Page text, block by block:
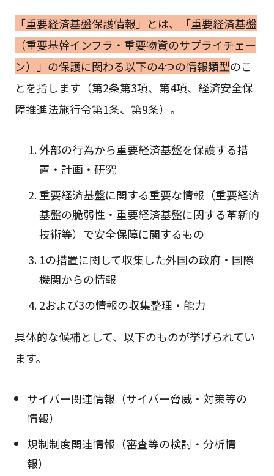
「重要経済基盤保護情報」とは、「重要経済基盤
（重要基幹インフラ・重要物資のサプライチェー
ン）」の保護に関わる以下の4つの情報類型のこ
とを指します（第2条第3項、第4項、経済安全保
障推進法施行令第1条、第9条）。
外部の行為から重要経済基盤を保護する措
置・計画・研究
重要経済基盤に関する重要な情報（重要経済
基盤の脆弱性・重要経済基盤に関する革新的
技術等）で安全保障に関するもの
1の措置に関して収集した外国の政府・国際
機関からの情報
2および3の情報の収集整理・能力
具体的な候補として、以下のものが挙げられてい
ます。
サイバー関連情報（サイバー脅威・対策等の
情報）
規制制度関連情報（審査等の検討・分析情
報）